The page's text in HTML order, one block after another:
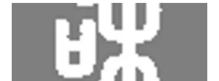
코스 단수이(淡水)學府路-普學禪寺(捷運站步行十分鐘)→國泰人壽教
樹林溪口→滬尾櫻花大道路口（終點） 산즈(三芝)櫻花水車園區→福
德水車公園→賢德橋(櫻芝園)→三芝遊客中心暨名人文物館 우라이
(烏來)西羅岸香草園區→環山停車場 우리나라에서 보는 벚꽃과는 또 다
릅니다. 대만의 벚나무는 Prunu..